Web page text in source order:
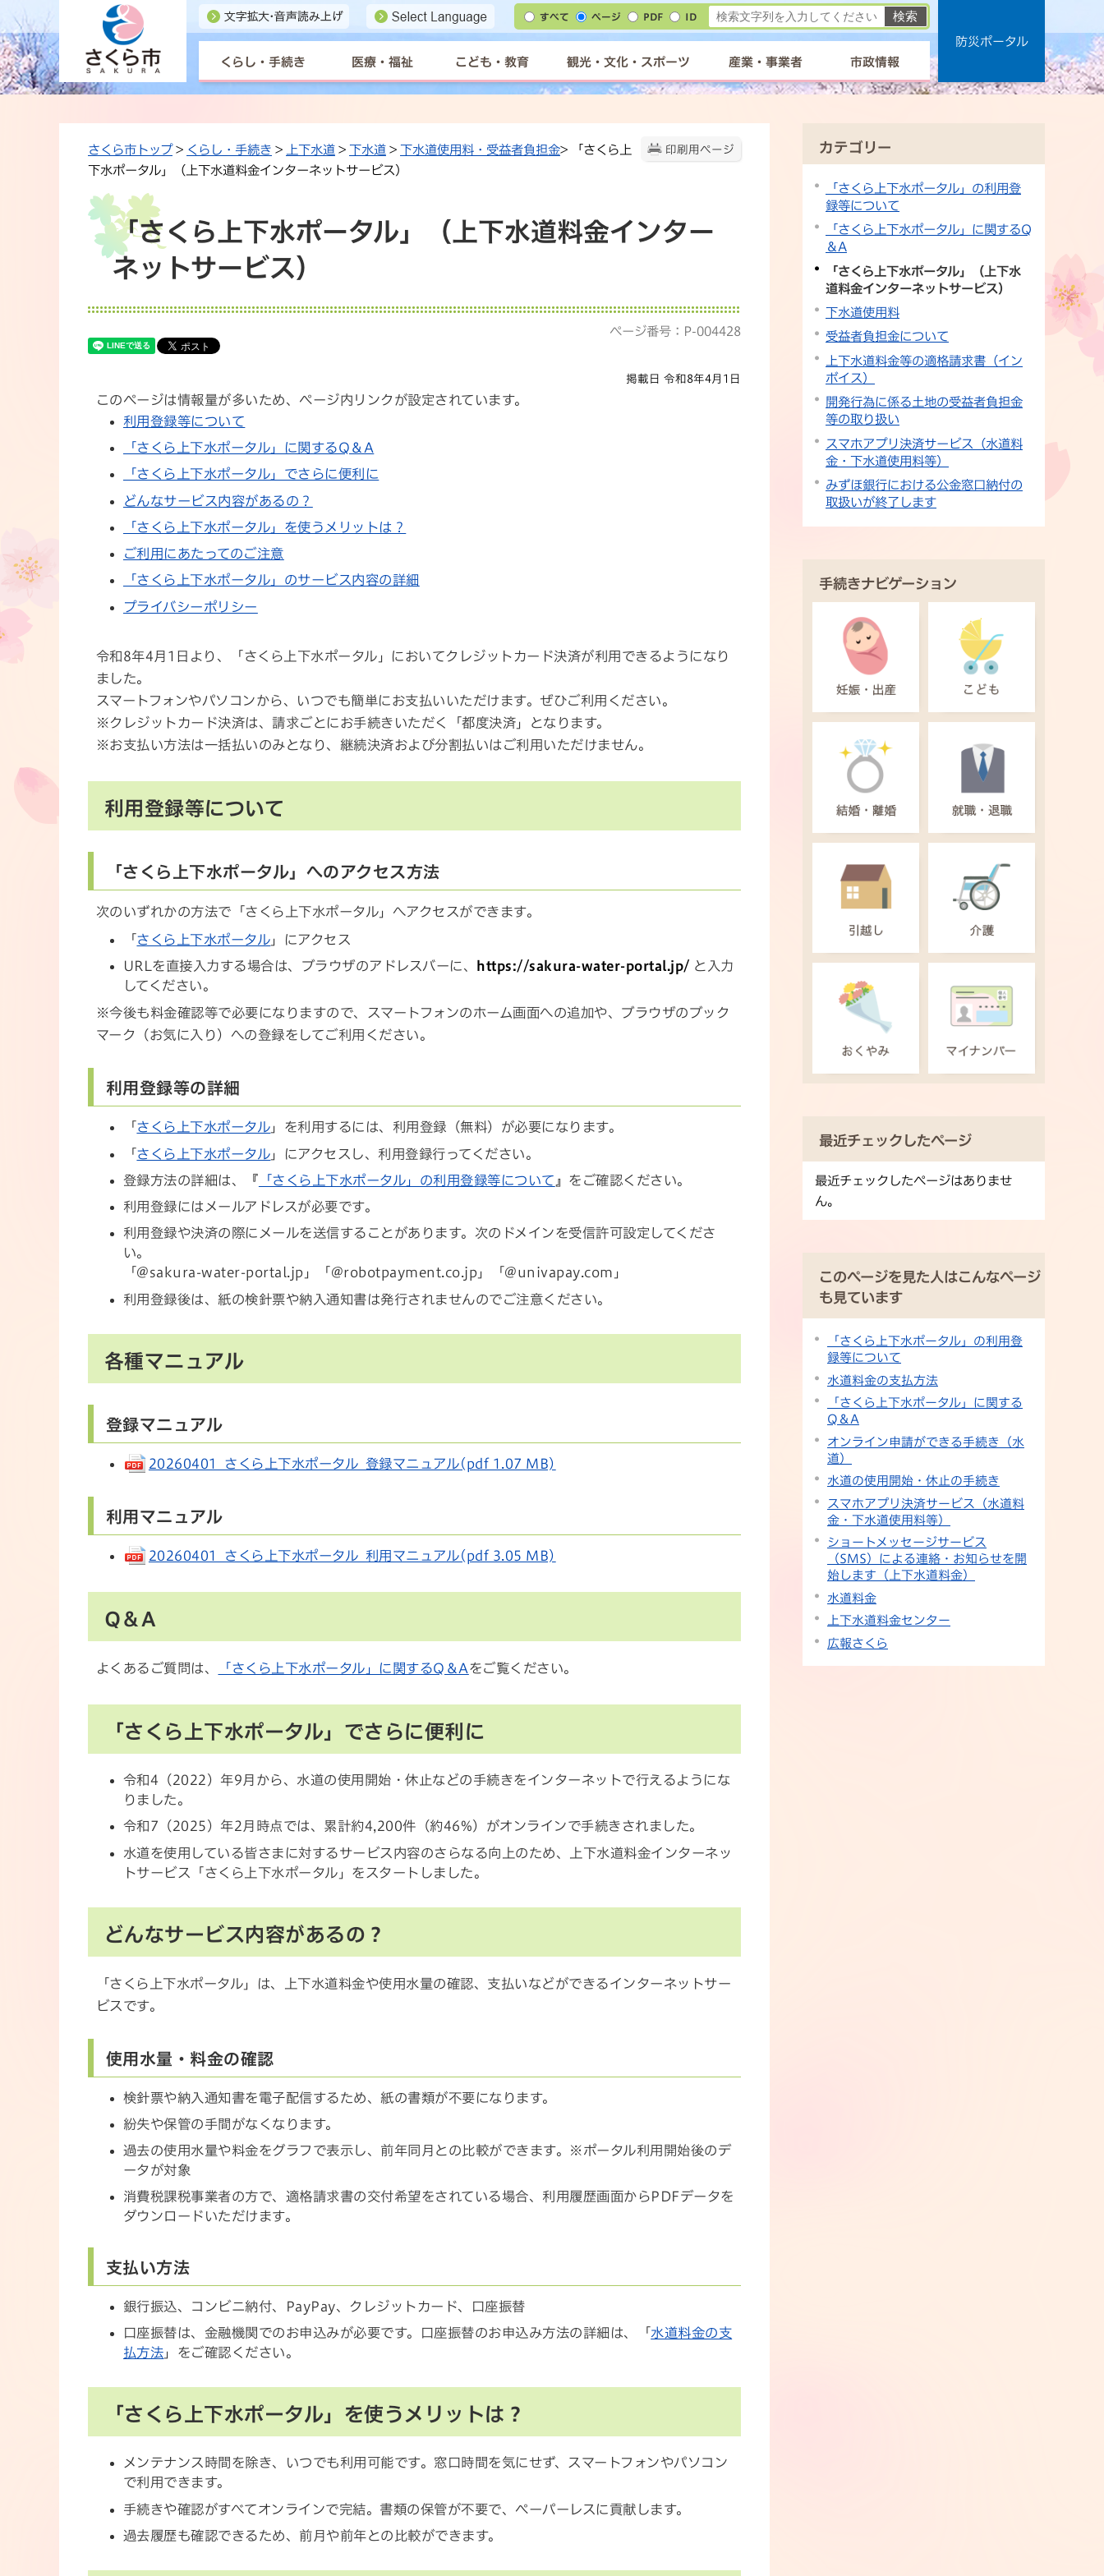
すべて ページ PDF ID
くらし・手続き 医療・福祉 こども・教育 観光・文化・スポーツ 産業・事業者 市政情報
防災ポータル
印刷用ページ
さくら市トップ> くらし・手続き > 上下水道 > 下水道 > 下水道使用料・受益者負担金> 「さくら上
下水ポータル」（上下水道料金インターネットサービス）
「さくら上下水ポータル」（上下水道料金インター
ネットサービス）
ページ番号：P-004428
掲載日 令和8年4月1日
このページは情報量が多いため、ページ内リンクが設定されています。
利用登録等について
「さくら上下水ポータル」に関するQ＆A
「さくら上下水ポータル」でさらに便利に
どんなサービス内容があるの？
「さくら上下水ポータル」を使うメリットは？
ご利用にあたってのご注意
「さくら上下水ポータル」のサービス内容の詳細
プライバシーポリシー
令和8年4月1日より、「さくら上下水ポータル」においてクレジットカード決済が利用できるようになり
ました。
スマートフォンやパソコンから、いつでも簡単にお支払いいただけます。ぜひご利用ください。
※クレジットカード決済は、請求ごとにお手続きいただく「都度決済」となります。
※お支払い方法は一括払いのみとなり、継続決済および分割払いはご利用いただけません。
利用登録等について
「さくら上下水ポータル」へのアクセス方法
次のいずれかの方法で「さくら上下水ポータル」へアクセスができます。
「 さくら上下水ポータル 」にアクセス
URLを直接入力する場合は、ブラウザのアドレスバーに、 https://sakura-water-portal.jp/ と入力
してください。
※今後も料金確認等で必要になりますので、スマートフォンのホーム画面への追加や、ブラウザのブック
マーク（お気に入り）への登録をしてご利用ください。
利用登録等の詳細
「 さくら上下水ポータル 」を利用するには、利用登録（無料）が必要になります。
「 さくら上下水ポータル 」にアクセスし、利用登録行ってください。
登録方法の詳細は、『 「さくら上下水ポータル」の利用登録等について 』をご確認ください。
利用登録にはメールアドレスが必要です。
利用登録や決済の際にメールを送信することがあります。次のドメインを受信許可設定してくださ
い。
「@sakura-water-portal.jp」「@robotpayment.co.jp」「@univapay.com」
利用登録後は、紙の検針票や納入通知書は発行されませんのでご注意ください。
各種マニュアル
登録マニュアル
20260401_さくら上下水ポータル_登録マニュアル(pdf 1.07 MB)
利用マニュアル
20260401_さくら上下水ポータル_利用マニュアル(pdf 3.05 MB)
Q＆A
よくあるご質問は、 「さくら上下水ポータル」に関するQ＆Aをご覧ください。
「さくら上下水ポータル」でさらに便利に
令和4（2022）年9月から、水道の使用開始・休止などの手続きをインターネットで行えるようにな
りました。
令和7（2025）年2月時点では、累計約4,200件（約46%）がオンラインで手続きされました。
水道を使用している皆さまに対するサービス内容のさらなる向上のため、上下水道料金インターネッ
トサービス「さくら上下水ポータル」をスタートしました。
どんなサービス内容があるの？
「さくら上下水ポータル」は、上下水道料金や使用水量の確認、支払いなどができるインターネットサー
ビスです。
使用水量・料金の確認
検針票や納入通知書を電子配信するため、紙の書類が不要になります。
紛失や保管の手間がなくなります。
過去の使用水量や料金をグラフで表示し、前年同月との比較ができます。※ポータル利用開始後のデ
ータが対象
消費税課税事業者の方で、適格請求書の交付希望をされている場合、利用履歴画面からPDFデータを
ダウンロードいただけます。
支払い方法
銀行振込、コンビニ納付、PayPay、クレジットカード、口座振替
口座振替は、金融機関でのお申込みが必要です。口座振替のお申込み方法の詳細は、「 水道料金の支
払方法 」をご確認ください。
「さくら上下水ポータル」を使うメリットは？
メンテナンス時間を除き、いつでも利用可能です。窓口時間を気にせず、スマートフォンやパソコン
で利用できます。
手続きや確認がすべてオンラインで完結。書類の保管が不要で、ペーパーレスに貢献します。
過去履歴も確認できるため、前月や前年との比較ができます。
カテゴリー
「さくら上下水ポータル」の利用登
録等について
「さくら上下水ポータル」に関するQ
＆A
「さくら上下水ポータル」（上下水
道料金インターネットサービス）
下水道使用料
受益者負担金について
上下水道料金等の適格請求書（イン
ボイス）
開発行為に係る土地の受益者負担金
等の取り扱い
スマホアプリ決済サービス（水道料
金・下水道使用料等）
みずほ銀行における公金窓口納付の
取扱いが終了します
手続きナビゲーション
最近チェックしたページ
最近チェックしたページはありませ
ん。
このページを見た人はこんなページ
も見ています
「さくら上下水ポータル」の利用登
録等について
水道料金の支払方法
「さくら上下水ポータル」に関する
Q＆A
オンライン申請ができる手続き（水
道）
水道の使用開始・休止の手続き
スマホアプリ決済サービス（水道料
金・下水道使用料等）
ショートメッセージサービス
（SMS）による連絡・お知らせを開
始します（上下水道料金）
水道料金
上下水道料金センター
広報さくら